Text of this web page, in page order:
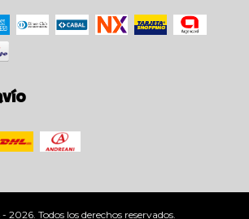
2026. Todos los derechos reservados.